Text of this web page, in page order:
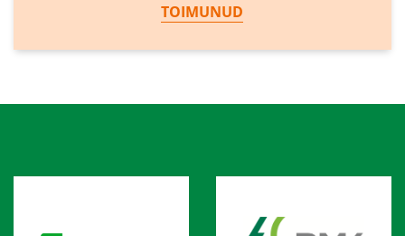
TOIMUNUD